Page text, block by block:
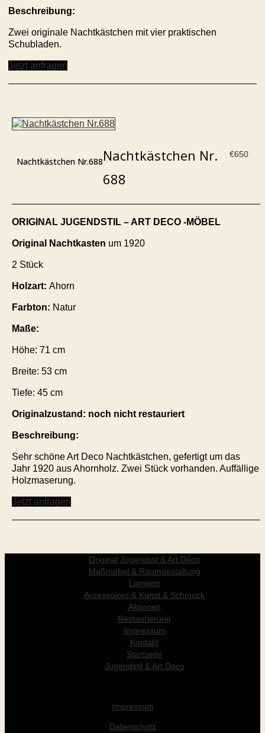
Beschreibung:
Zwei originale Nachtkästchen mit vier praktischen
Schubladen.
Jetzt anfragen
Nachtkästchen Nr.688
€650
Nachtkästchen Nr.
688
ORIGINAL JUGENDSTIL – ART DECO -MÖBEL
Original Nachtkasten um 1920
2 Stück
Holzart: Ahorn
Farbton: Natur
Maße:
Höhe: 71 cm
Breite: 53 cm
Tiefe: 45 cm
Originalzustand: noch nicht restauriert
Beschreibung:
Sehr schöne Art Deco Nachtkästchen, gefertigt um das
Jahr 1920 aus Ahornholz. Zwei Stück vorhanden. Auffällige
Holzmaserung.
Jetzt anfragen
Original Jugendstil & Art Déco
Maßmöbel & Raumgestaltung
Lampen
Accessoires & Kunst & Schmuck
Aktionen
Restaurierung
Impressum
Kontakt
Startseite
Jugendstil & Art Deco
Impressum
Datenschutz